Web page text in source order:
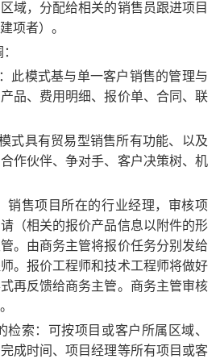
域，分配给相关的销售员跟进项目
项者）。
此模式基与单一客户销售的管理与
品、费用明细、报价单、合同、联
式具有贸易型销售所有功能、以及
作伙伴、争对手、客户决策树、机
销售项目所在的行业经理，审核项
（相关的报价产品信息以附件的形
。由商务主管将报价任务分别发给
。报价工程师和技术工程师将做好
再反馈给商务主管。商务主管审核
检索：可按项目或客户所属区域、
成时间、项目经理等所有项目或客